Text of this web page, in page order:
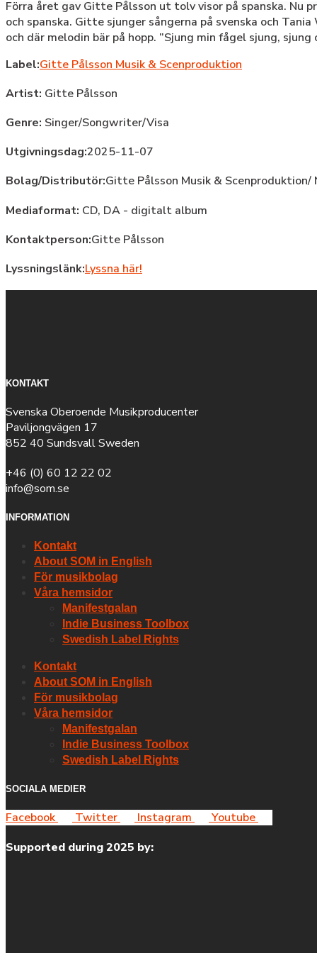
Förra året gav Gitte Pålsson ut tolv visor på spanska. Nu
och spanska. Gitte sjunger sångerna på svenska och
och där melodin bär på hopp. ”Sjung min fågel sjung,
Label:Gitte Pålsson Musik & Scenproduktion
Artist: Gitte Pålsson
Genre: Singer/Songwriter/Visa
Utgivningsdag:2025-11-07
Bolag/Distributör:Gitte Pålsson Musik & Scenproduktion/
Mediaformat: CD, DA - digitalt album
Kontaktperson:Gitte Pålsson
Lyssningslänk:Lyssna här!
KONTAKT
Svenska Oberoende Musikproducenter
Paviljongvägen 17
852 40 Sundsvall Sweden
+46 (0) 60 12 22 02
info@som.se
INFORMATION
Kontakt
About SOM in English
För musikbolag
Våra hemsidor
Manifestgalan
Indie Business Toolbox
Swedish Label Rights
Kontakt
About SOM in English
För musikbolag
Våra hemsidor
Manifestgalan
Indie Business Toolbox
Swedish Label Rights
SOCIALA MEDIER
Facebook Twitter Instagram
Youtube
Supported during 2025 by: